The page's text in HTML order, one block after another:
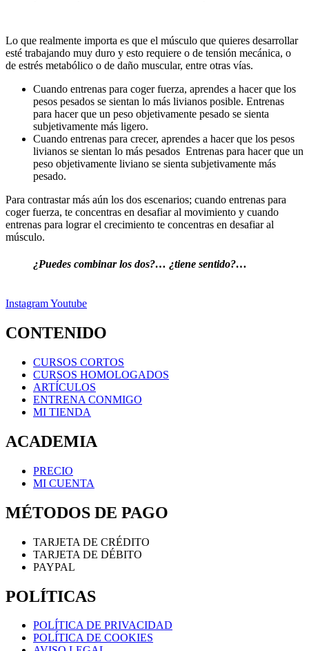
Lo que realmente importa es que el músculo que quieres desarrollar
esté trabajando muy duro y esto requiere o de tensión mecánica, o
de estrés metabólico o de daño muscular, entre otras vías.
Cuando entrenas para coger fuerza, aprendes a hacer que los
pesos pesados ​​se sientan lo más livianos posible. Entrenas
para hacer que un peso objetivamente pesado se sienta
subjetivamente más ligero.
Cuando entrenas para crecer, aprendes a hacer que los pesos
livianos se sientan lo más pesados ​​ Entrenas para hacer que un
peso objetivamente liviano se sienta subjetivamente más
pesado.
Para contrastar más aún los dos escenarios; cuando entrenas para
coger fuerza, te concentras en desafiar al movimiento y cuando
entrenas para lograr el crecimiento te concentras en desafiar al
músculo.
¿Puedes combinar los dos?… ¿tiene sentido?…
InstagramYoutube
CONTENIDO
CURSOS CORTOS
CURSOS HOMOLOGADOS
ARTÍCULOS
ENTRENA CONMIGO
MI TIENDA
ACADEMIA
PRECIO
MI CUENTA
MÉTODOS DE PAGO
TARJETA DE CRÉDITO
TARJETA DE DÉBITO
PAYPAL
POLÍTICAS
POLÍTICA DE PRIVACIDAD
POLÍTICA DE COOKIES